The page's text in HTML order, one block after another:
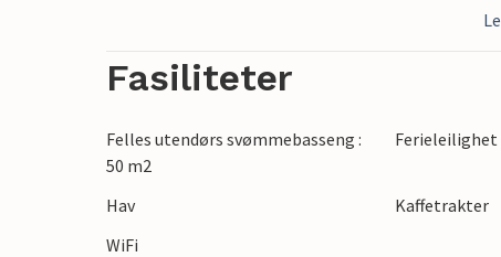
deg på 15 minutter til
Verdensarvbyen Brugge ligger bare 20
bryggeriet. Nyt en terrassekafé ved
på en av de 150 restaurantene. For
Plopsaland de Panne og Sealife
en og ta en fin tur gjennom innlandet
Fasiliteter
Felles utendørs svømmebasseng :
50 m2
Ferieleilighet
Hav Kaffetrakter
WiFi